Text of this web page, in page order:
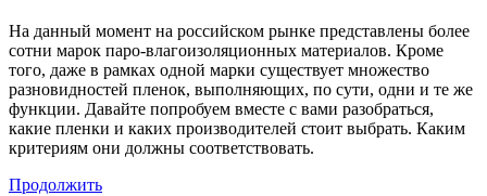
На данный момент на российском рынке представлены более
сотни марок паро-влагоизоляционных материалов. Кроме
того, даже в рамках одной марки существует множество
разновидностей пленок, выполняющих, по сути, одни и те же
функции. Давайте попробуем вместе с вами разобраться,
какие пленки и каких производителей стоит выбрать. Каким
критериям они должны соответствовать.
Продолжить